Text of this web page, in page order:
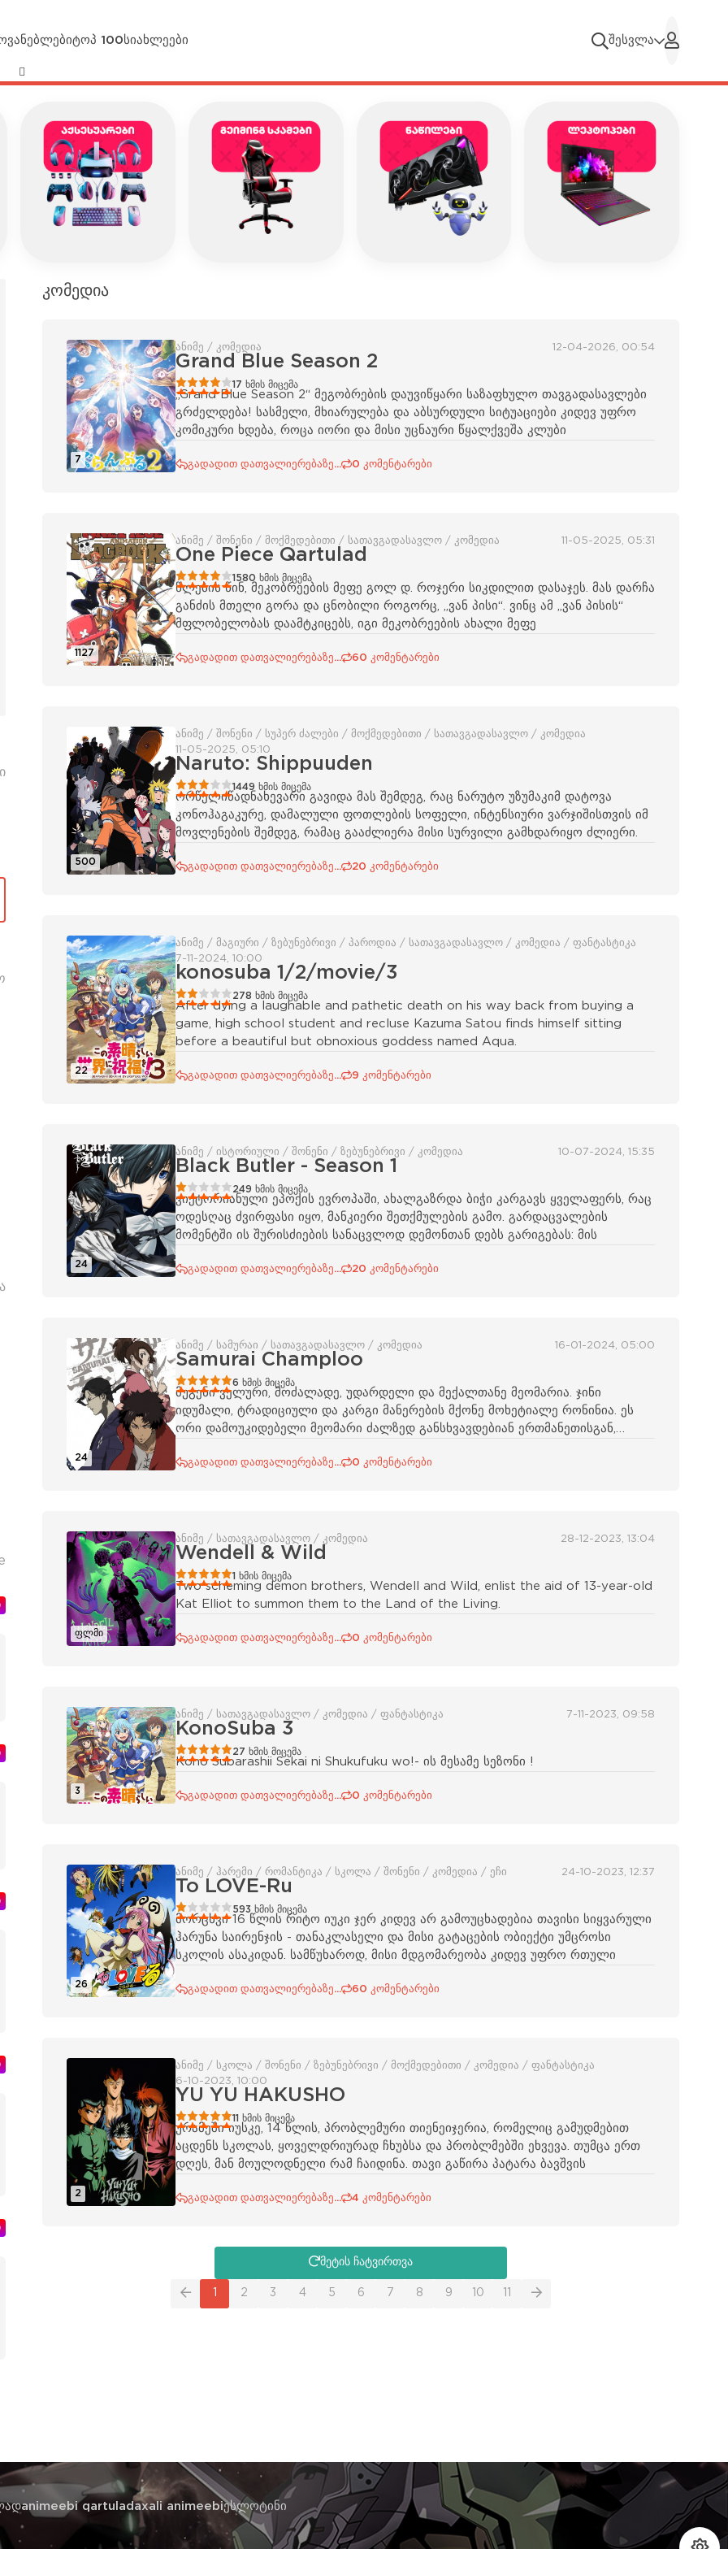
ტოპ 100სიახლეები შესვლა
კომედია
7
ანიმე / კომედია 12-04-2026, 00:54
Grand Blue Season 2
1 2 3 4 5 17 ხმის მიცემა
„Grand Blue Season 2“ მეგობრების დაუვიწყარი საზაფხულო თავგადასავლები
გრძელდება! სასმელი, მხიარულება და აბსურდული სიტუაციები კიდევ უფრო
კომიკური ხდება, როცა იორი და მისი უცნაური წყალქვეშა კლუბი
გადადით დათვალიერებაზე... 0 კომენტარები
1127
ანიმე / შონენი / მოქმედებითი / სათავგადასავლო / კომედია 11-05-2025, 05:31
One Piece Qartulad
1 2 3 4 5 1580 ხმის მიცემა
წლების წინ, მეკობრეების მეფე გოლ დ. როჯერი სიკდილით დასაჯეს. მას დარჩა
განძის მთელი გორა და ცნობილი როგორც, „ვან პისი“. ვინც ამ „ვან პისის“
მფლობელობას დაამტკიცებს, იგი მეკობრეების ახალი მეფე
გადადით დათვალიერებაზე... 60 კომენტარები
500
ანიმე / შონენი / სუპერ ძალები / მოქმედებითი / სათავგადასავლო / კომედია
11-05-2025, 05:10
Naruto: Shippuuden
1 2 3 4 5 1449 ხმის მიცემა
ორწელიწადნახევარი გავიდა მას შემდეგ, რაც ნარუტო უზუმაკიმ დატოვა
კონოჰაგაკურე, დამალული ფოთლების სოფელი, ინტენსიური ვარჯიშისთვის იმ
მოვლენების შემდეგ, რამაც გააძლიერა მისი სურვილი გამხდარიყო ძლიერი.
გადადით დათვალიერებაზე... 20 კომენტარები
22
ანიმე / მაგიური / ზებუნებრივი / პაროდია / სათავგადასავლო / კომედია / ფანტასტიკა
7-11-2024, 10:00
konosuba 1/2/movie/3
1 2 3 4 5 278 ხმის მიცემა
After dying a laughable and pathetic death on his way back from buying a
game, high school student and recluse Kazuma Satou finds himself sitting
before a beautiful but obnoxious goddess named Aqua.
გადადით დათვალიერებაზე... 9 კომენტარები
24
ანიმე / ისტორიული / შონენი / ზებუნებრივი / კომედია 10-07-2024, 15:35
Black Butler - Season 1
1 2 3 4 249 ხმის მიცემა
ვიქტორიანული ეპოქის ევროპაში, ახალგაზრდა ბიჭი კარგავს ყველაფერს, რაც
ოდესღაც ძვირფასი იყო, მანკიერი შეთქმულების გამო. გარდაცვალების
მომენტში ის შურისძიების სანაცვლოდ დემონთან დებს გარიგებას: მის
გადადით დათვალიერებაზე... 20 კომენტარები
24
ანიმე / სამურაი / სათავგადასავლო / კომედია 16-01-2024, 05:00
Samurai Champloo
2 3 5 6 ხმის მიცემა
მუგენი ველური, მოძალადე, უდარდელი და მექალთანე მეომარია. ჯინი
იდუმალი, ტრადიციული და კარგი მანერების მქონე მოხეტიალე რონინია. ეს
ორი დამოუკიდებელი მეომარი ძალზედ განსხვავდებიან ერთმანეთისგან,
გადადით დათვალიერებაზე... 0 კომენტარები
ფლმი
ანიმე / სათავგადასავლო / კომედია 28-12-2023, 13:04
Wendell & Wild
1 2 3 4 5 1 ხმის მიცემა
Two scheming demon brothers, Wendell and Wild, enlist the aid of 13-year-old
Kat Elliot to summon them to the Land of the Living.
გადადით დათვალიერებაზე... 0 კომენტარები
3
ანიმე / სათავგადასავლო / კომედია / ფანტასტიკა 7-11-2023, 09:58
KonoSuba 3
1 2 3 4 5 27 ხმის მიცემა
Kono Subarashii Sekai ni Shukufuku wo!- ის მესამე სეზონი !
გადადით დათვალიერებაზე... 0 კომენტარები
26
ანიმე / ჰარემი / რომანტიკა / სკოლა / შონენი / კომედია / ეჩი 24-10-2023, 12:37
To LOVE-Ru
1 3 4 5 593 ხმის მიცემა
მორცხვი 16 წლის რიტო იუკი ჯერ კიდევ არ გამოუცხადებია თავისი სიყვარული
ჰარუნა საირენჯის - თანაკლასელი და მისი გატაცების ობიექტი უმცროსი
სკოლის ასაკიდან. სამწუხაროდ, მისი მდგომარეობა კიდევ უფრო რთული
გადადით დათვალიერებაზე... 60 კომენტარები
2
ანიმე / სკოლა / შონენი / ზებუნებრივი / მოქმედებითი / კომედია / ფანტასტიკა
6-10-2023, 10:00
YU YU HAKUSHO
1 2 3 4 5 11 ხმის მიცემა
ურამეში იუსკე, 14 წლის, პრობლემური თიენეიჯერია, რომელიც გამუდმებით
აცდენს სკოლას, ყოველდრიურად ჩხუბსა და პრობლმებში ეხვევა. თუმცა ერთ
დღეს, მან მოულოდნელი რამ ჩაიდინა. თავი გაწირა პატარა ბავშვის
გადადით დათვალიერებაზე... 4 კომენტარები
მეტის ჩატვირთვა
2 3 4 5 6 7 8 9 10
animeebi qartulad axali animeebiესლოტინი